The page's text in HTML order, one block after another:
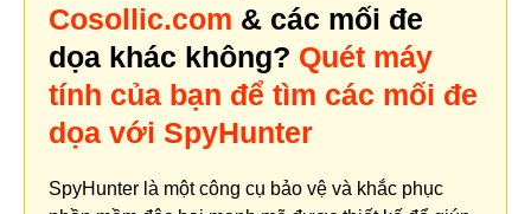
Cosollic.com & các mối đe
dọa khác không? Quét máy
tính của bạn để tìm các mối đe
dọa với SpyHunter
SpyHunter là một công cụ bảo vệ và khắc phục